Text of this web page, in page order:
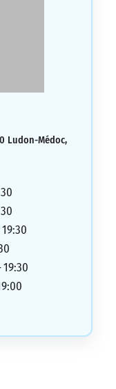
Ludon-Médoc,
19:30